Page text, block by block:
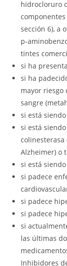
hidrocloruro
sección 6), a
p-
tintes
si ha
si ha
mayor riesgo
sangre
si está
si está
Alzheimer) o
si está
si padece
si padece
si padece
si
las últimas
Inhibidores